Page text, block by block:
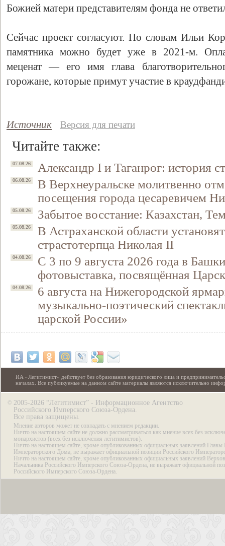
Божией матери представителям фонда не
Сейчас проект согласуют. По словам Ильи
памятника можно будет уже в 2021-м.
меценат — его имя глава
горожане, которые примут участие в
Источник Версия для печати
Читайте также:
07.08.26 Александр I и Таганрог: история
06.08.26
В Верхнеуральске молитвенно
посещения города цесаревичем
05.08.26 Забытое восстание: Казахстан,
05.08.26
В Астраханской области
страстотерпца Николая II
04.08.26
С 3 по 9 августа 2026 года в
фотовыставка, посвящённая
04.08.26
6 августа на Нижегородской
музыкально-поэтический
царской России»
ИА «Легитимист» действует без образования юридического лица и
началах. Все публикуемые на данном сайте материалы являются исключительно
© 2005-2026 “Легитимист” - Информационное Агентство
Российского Имперского Союза-Ордена.
Все права защищены.
Мнение авторов может не совпадать с мнением редакции.
Ничто на настоящем сайте не должно рассматриваться как мнение всех без
монархистов (всех без исключения легитимистов).
Ничто на настоящем сайте, кроме опубликованных официальных заявлений Главы
Императорского Дома, не выражает официальной позиции Российского
Ничто на настоящем сайте, кроме опубликованных официальных заявлений
Начальника Российского Имперского Союза-Ордена, не выражает официальной
Российского Имперского Союза-Ордена.